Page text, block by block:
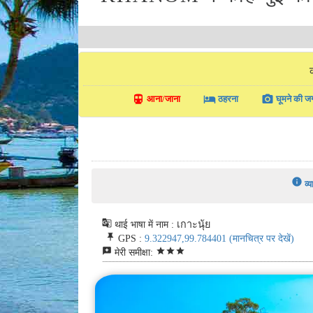
directions_transit आना/जाना local_hotelठहरना photo_camera घूमने की
info
g_translate थाई भाषा में नाम : เกาะนุ้ย
push_pin GPS : 9.322947,99.784401 (मानचित्र पर देखें)
reviews मेरी समीक्षा: starstarstar